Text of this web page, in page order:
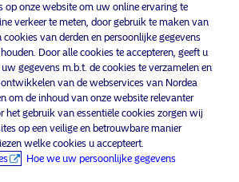
is een van de
in Scandinavië
aanwezigheid in Europa,
Amerika en Azië.
op onze website om uw online ervaring te
verkeer te meten, door gebruik te maken van
cookies van derden en persoonlijke gegevens
Door alle cookies te accepteren, geeft u
gegevens m.b.t. de cookies te verzamelen en
van de webservices van Nordea
om de inhoud van onze website relevanter
het gebruik van essentiële cookies zorgen wij
op een veilige en betrouwbare manier
welke cookies u accepteert.
Hoe we uw persoonlijke gegevens